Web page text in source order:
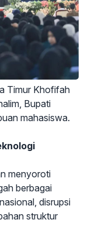
Timur Khofifah
Bupati
mahasiswa.
menyoroti
berbagai
disrupsi
struktur